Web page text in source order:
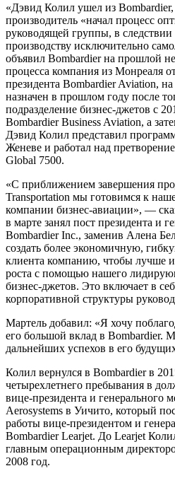
«Дэвид Колил ушел из Bombardier,
производитель «начал процесс
руководящей группы, в
производству исключительно
объявил Bombardier на прошлой
процесса компания из Монреаля
президента Bombardier Aviation,
назначен в прошлом году после
подразделение бизнес-джетов с
Bombardier Business Aviation, а
Дэвид Колил представил
Женеве и работал над
Global 7500.
«С приближением завершения
Transportation мы готовимся к
компании бизнес-авиации», —
в марте занял пост президента и
Bombardier Inc., заменив Алена
создать более экономичную,
клиента компанию, чтобы лучше
роста с помощью нашего
бизнес-джетов. Это включает в
корпоративной структуры
Мартель добавил: «Я хочу
его большой вклад в Bombardier.
дальнейших успехов в его
Колил вернулся в Bombardier в
четырехлетнего пребывания в
вице-президента и генерального
Aerosystems в Уичито, который
работы вице-президентом и
Bombardier Learjet. До Learjet
главным операционным
2008 год.